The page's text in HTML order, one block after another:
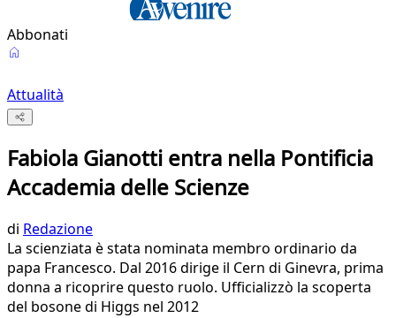
Abbonati
Attualità
Fabiola Gianotti entra nella Pontificia
Accademia delle Scienze
di Redazione
La scienziata è stata nominata membro ordinario da
papa Francesco. Dal 2016 dirige il Cern di Ginevra, prima
donna a ricoprire questo ruolo. Ufficializzò la scoperta
del bosone di Higgs nel 2012